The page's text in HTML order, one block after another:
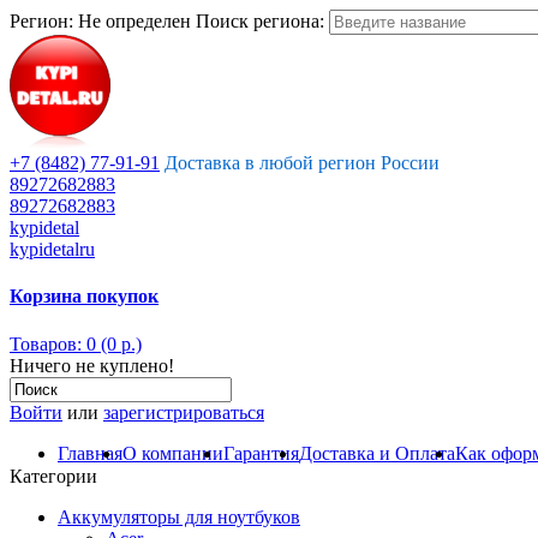
Регион: Не определен Поиск региона:
+7 (8482) 77-91-91 Доставка в любой регион России
89272682883
89272682883
kypidetal
kypidetalru
Корзина покупок
Товаров: 0 (0 р.)
Ничего не куплено!
Войти или зарегистрироваться
ГлавнаяО компанииГарантияДоставка и ОплатаКак
Категории
Аккумуляторы для ноутбуков